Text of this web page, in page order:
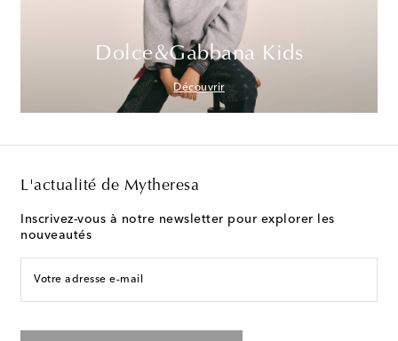
Dolce&Gabbana Kids
Découvrir
L'actualité de Mytheresa
Inscrivez-vous à notre newsletter pour explorer les
nouveautés
Votre adresse e-mail